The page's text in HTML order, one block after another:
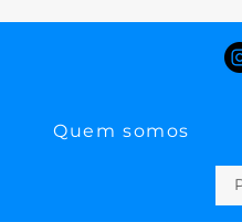
Quem somos